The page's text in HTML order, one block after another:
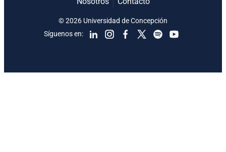
Síguenos en:
© 2026 Universidad de Concepción